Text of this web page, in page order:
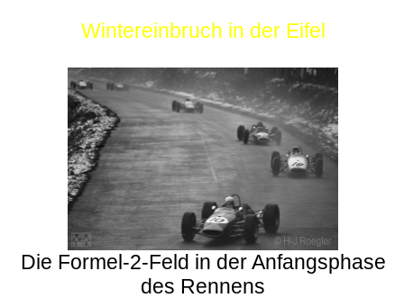
Wintereinbruch in der Eifel
Die Formel-2-Feld in der Anfangsphase
des Rennens